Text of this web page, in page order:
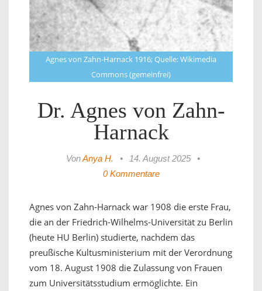
Agnes von Zahn-Harnack 1916; Quelle: Wikimedia
Commons (gemeinfrei)
Dr. Agnes von Zahn-
Harnack
VonAnya H. • 14. August 2025
•
0 Kommentare
Agnes von Zahn-Harnack war 1908 die erste Frau,
die an der Friedrich-Wilhelms-Universität zu Berlin
(heute HU Berlin) studierte, nachdem das
preußische Kultusministerium mit der Verordnung
vom 18. August 1908 die Zulassung von Frauen
zum Universitätsstudium ermöglichte. Ein